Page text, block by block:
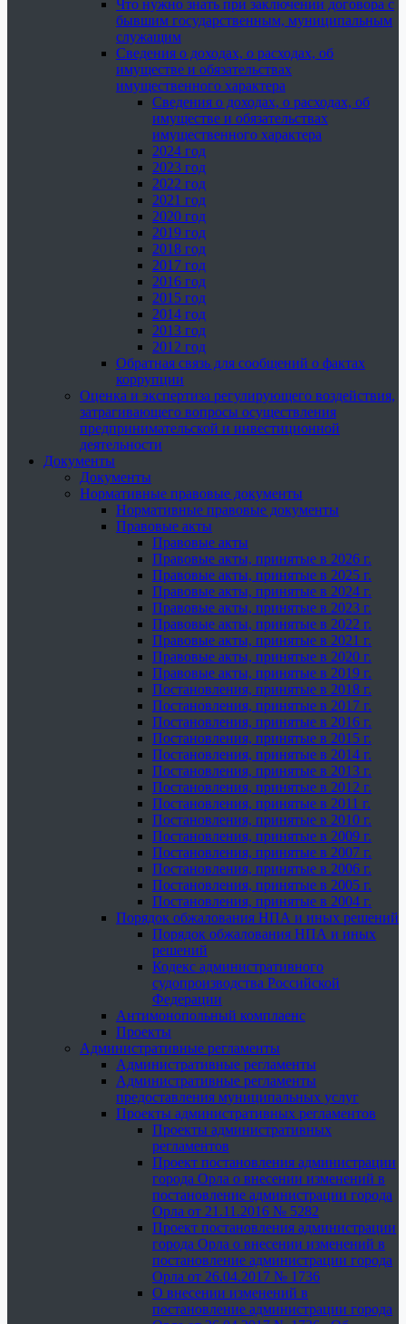
Что нужно знать при заключении договора с
бывшим государственным, муниципальным
служащим
Сведения о доходах, о расходах, об
имуществе и обязательствах
имущественного характера
Сведения о доходах, о расходах, об
имуществе и обязательствах
имущественного характера
2024 год
2023 год
2022 год
2021 год
2020 год
2019 год
2018 год
2017 год
2016 год
2015 год
2014 год
2013 год
2012 год
Обратная связь для сообщений о фактах
коррупции
Оценка и экспертиза регулирующего воздействия,
затрагивающего вопросы осуществления
предпринимательской и инвестиционной
деятельности
Документы
Документы
Нормативные правовые документы
Нормативные правовые документы
Правовые акты
Правовые акты
Правовые акты, принятые в 2026 г.
Правовые акты, принятые в 2025 г.
Правовые акты, принятые в 2024 г.
Правовые акты, принятые в 2023 г.
Правовые акты, принятые в 2022 г.
Правовые акты, принятые в 2021 г.
Правовые акты, принятые в 2020 г.
Правовые акты, принятые в 2019 г.
Постановления, принятые в 2018 г.
Постановления, принятые в 2017 г.
Постановления, принятые в 2016 г.
Постановления, принятые в 2015 г.
Постановления, принятые в 2014 г.
Постановления, принятые в 2013 г.
Постановления, принятые в 2012 г.
Постановления, принятые в 2011 г.
Постановления, принятые в 2010 г.
Постановления, принятые в 2009 г.
Постановления, принятые в 2007 г.
Постановления, принятые в 2006 г.
Постановления, принятые в 2005 г.
Постановления, принятые в 2004 г.
Порядок обжалования НПА и иных решений
Порядок обжалования НПА и иных
решений
Кодекс административного
судопроизводства Российской
Федерации
Антимонопольный комплаенс
Проекты
Административные регламенты
Административные регламенты
Административные регламенты
предоставления муниципальных услуг
Проекты административных регламентов
Проекты административных
регламентов
Проект постановления администрации
города Орла о внесении изменений в
постановление администрации города
Орла от 21.11.2016 № 5282
Проект постановления администрации
города Орла о внесении изменений в
постановление администрации города
Орла от 26.04.2017 № 1736
О внесении изменений в
постановление администрации города